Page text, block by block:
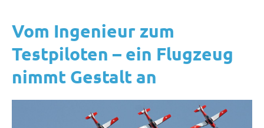
Vom Ingenieur zum
Testpiloten – ein Flugzeug
nimmt Gestalt an